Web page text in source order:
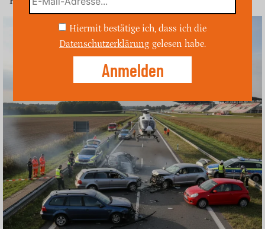
Hiermit bestätige ich, dass ich die
Datenschutzerklärung gelesen habe.